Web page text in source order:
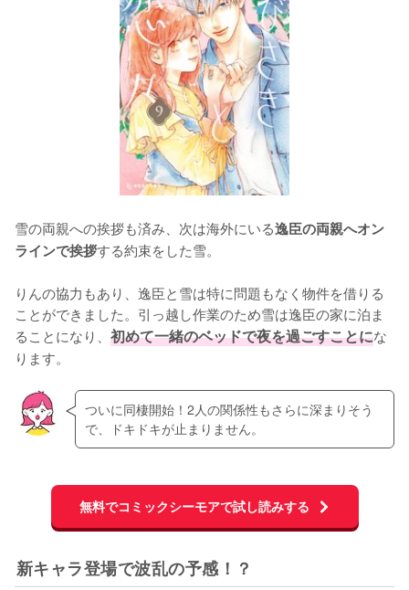
雪の両親への挨拶も済み、次は海外にいる逸臣の両親へオン
ラインで挨拶する約束をした雪。
りんの協力もあり、逸臣と雪は特に問題もなく物件を借りる
ことができました。引っ越し作業のため雪は逸臣の家に泊ま
ることになり、 初めて一緒のベッドで夜を過ごすことにな
ります。
ついに同棲開始！2人の関係性もさらに深まりそう
で、ドキドキが止まりません。
無料でコミックシーモアで試し読みする
新キャラ登場で波乱の予感！？